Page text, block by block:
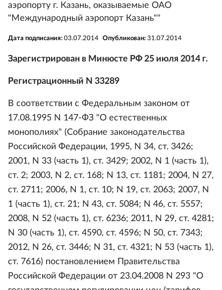
аэропорту г. Казань, оказываемые ОАО
"Международный аэропорт Казань""
Дата подписания: 03.07.2014 Опубликован: 31.07.2014
Зарегистрирован в Минюсте РФ 25 июля 2014 г.
Регистрационный N 33289
В соответствии с Федеральным законом от
17.08.1995 N 147-ФЗ "О естественных
монополиях" (Собрание законодательства
Российской Федерации, 1995, N 34, ст. 3426;
2001, N 33 (часть 1), ст. 3429; 2002, N 1 (часть 1),
ст. 2; 2003, N 2, ст. 168; N 13, ст. 1181; 2004, N 27,
ст. 2711; 2006, N 1, ст. 10; N 19, ст. 2063; 2007, N
1 (часть 1), ст. 21; N 43, ст. 5084; N 46, ст. 5557;
2008, N 52 (часть 1), ст. 6236; 2011, N 29, ст. 4281;
N 30 (часть 1), ст. 4590, ст. 4596; N 50, ст. 7343;
2012, N 26, ст. 3446; N 31, ст. 4321; N 53 (часть 1),
ст. 7616) постановлением Правительства
Российской Федерации от 23.04.2008 N 293 "О